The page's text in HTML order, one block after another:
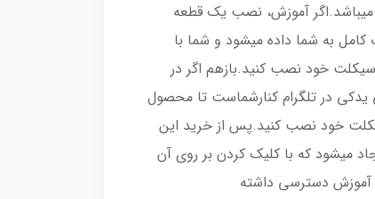
میباشد.اگر آموزش، نصب یک قطعه
به شما داده میشود و شما با
خود نصب کنید.بازهم اگر در
در تلگرام کنارشماست تا محصول
خود نصب کنید.پس از خرید این
میشود که با کلیک کردن بر روی آن
آموزش دسترسی داشته